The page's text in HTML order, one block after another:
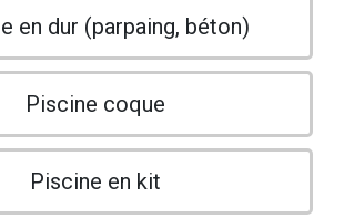
en dur (parpaing, béton)
Piscine coque
Piscine en kit